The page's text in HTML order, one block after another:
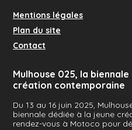
Mentions légales
Plan du site
Contact
Mulhouse 025, la
création contemporaine
Du 13 au 16 juin 2025,
biennale dédiée à la jeune
rendez-vous à Motoco pour